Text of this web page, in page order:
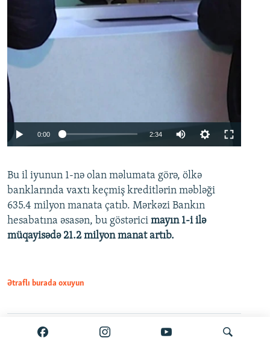
240p
0:00 2:34
360p
480p
720p
Bu il iyunun 1-nə olan məlumata görə, ölkə
banklarında vaxtı keçmiş kreditlərin məbləği
635.4 milyon manata çatıb. Mərkəzi Bankın
hesabatına əsasən, bu göstərici mayın 1-i ilə
müqayisədə 21.2 milyon manat artıb.
Ətraflı burada oxuyun
Paylaş